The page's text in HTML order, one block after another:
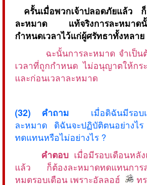
ครั้นเมื่อพวกเจ้าปลอดภัยแล้ว ก็
ละหมาด แท้จริงการละหมาด
กำหนดเวลาไว้แก่ผู้ศรัทธาทั้งหลาย
ฉะนั้นการละหมาด จำเป็น
เวลาที่ถูกกำหนด ไม่อนุญาตให้กร
และก่อนเวลาละหมาด
(32) คำถาม เมื่อดิฉันมีรอบเ
ละหมาด ดิฉันจะปฏิบัติตนอย่างไ
ทดแทนหรือไม่อย่างไร ?
คำตอบ เมื่อมีรอบเดือนหลั
แล้ว ก็ต้องละหมาดทดแทนการ
หมดรอบเดือน เพราะอัลลอฮ์
ท